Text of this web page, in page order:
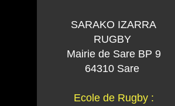
SARAKO IZARRA
RUGBY
Mairie de Sare BP 9
64310 Sare
Ecole de Rugby :